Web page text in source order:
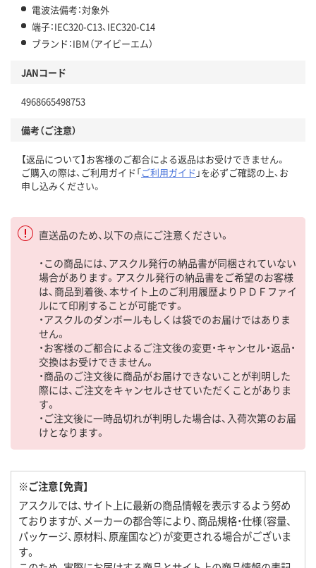
電波法備考：対象外
端子：IEC320-C13、IEC320-C14
ブランド：IBM（アイビーエム）
JANコード
4968665498753
備考（ご注意）
【返品について】お客様のご都合による返品はお受けできません。
ご購入の際は、ご利用ガイド「ご利用ガイド 」を必ずご確認の上、お
申し込みください。
直送品のため、以下の点にご注意ください。
・この商品には、アスクル発行の納品書が同梱されていない
場合があります。アスクル発行の納品書をご希望のお客様
は、商品到着後、本サイト上のご利用履歴よりＰＤＦファイ
ルにて印刷することが可能です。
・アスクルのダンボールもしくは袋でのお届けではありま
せん。
・お客様のご都合によるご注文後の変更・キャンセル・返品・
交換はお受けできません。
・商品のご注文後に商品がお届けできないことが判明した
際には、ご注文をキャンセルさせていただくことがありま
す。
・ご注文後に一時品切れが判明した場合は、入荷次第のお届
けとなります。
※ご注意【免責】
アスクルでは、サイト上に最新の商品情報を表示するよう努め
ておりますが、メーカーの都合等により、商品規格・仕様（容量、
パッケージ、原材料、原産国など）が変更される場合がございま
す。